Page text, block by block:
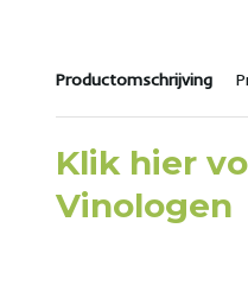
Productomschrijving
Klik hier
Vinologen